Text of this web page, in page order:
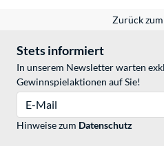
Zurück
Stets informiert
In unserem Newsletter warten
Gewinnspielaktionen auf Sie!
Hinweise zum Datenschutz